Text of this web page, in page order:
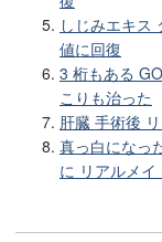
しじみエキス
値に回復
3 桁もある
こりも治った
肝臓 手術後
真っ白になっ
に リアルメ